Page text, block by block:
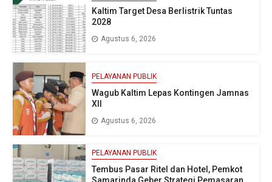
Kaltim Target Desa Berlistrik Tuntas
2028
Agustus 6, 2026
PELAYANAN PUBLIK
Wagub Kaltim Lepas Kontingen Jamnas
XII
Agustus 6, 2026
PELAYANAN PUBLIK
Tembus Pasar Ritel dan Hotel, Pemkot